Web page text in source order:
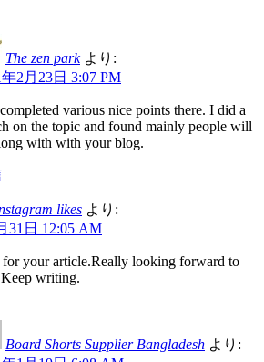
The zen park より:
年2月23日 3:07 PM
various nice points there. I did a
on the topic and found mainly people will
with with your blog.
likes より:
31日 12:05 AM
your article.Really looking forward to
writing.
Board Shorts Supplier Bangladesh より: